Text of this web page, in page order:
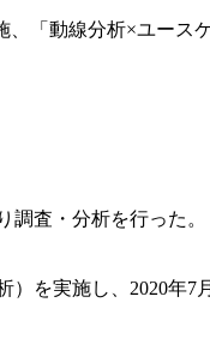
「動線分析×ユース
査・分析を行った。
を実施し、2020年7